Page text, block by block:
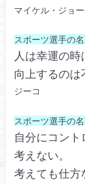
マイケル・ジョ
スポーツ選手の
人は幸運の時
向上するのは
ジーコ
スポーツ選手の
自分にコン
考えない。
考えても仕方